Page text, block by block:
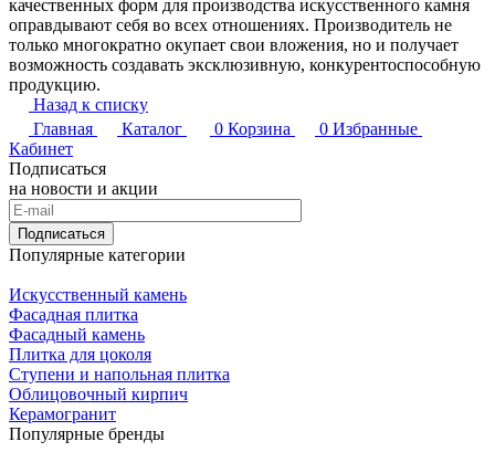
качественных форм для производства искусственного камня
оправдывают себя во всех отношениях. Производитель не
только многократно окупает свои вложения, но и получает
возможность создавать эксклюзивную, конкурентоспособную
продукцию.
Назад к списку
Главная
Каталог 0 Корзина 0 Избранные
Кабинет
Подписаться
на новости и акции
Подписаться
Популярные категории
Искусственный камень
Фасадная плитка
Фасадный камень
Плитка для цоколя
Ступени и напольная плитка
Облицовочный кирпич
Керамогранит
Популярные бренды